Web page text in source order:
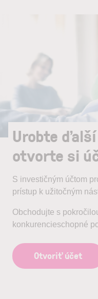
Urobte
otvorte si
S investičným účtom
prístup k užitočným
Obchodujte s
konkurencieschopné
Otvoriť účet